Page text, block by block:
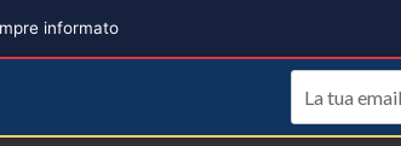
informato